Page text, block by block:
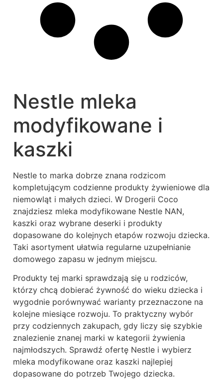
Nestle mleka
modyfikowane i
kaszki
Nestle to marka dobrze znana rodzicom
kompletującym codzienne produkty żywieniowe dla
niemowląt i małych dzieci. W Drogerii Coco
znajdziesz mleka modyfikowane Nestle NAN,
kaszki oraz wybrane deserki i produkty
dopasowane do kolejnych etapów rozwoju dziecka.
Taki asortyment ułatwia regularne uzupełnianie
domowego zapasu w jednym miejscu.
Produkty tej marki sprawdzają się u rodziców,
którzy chcą dobierać żywność do wieku dziecka i
wygodnie porównywać warianty przeznaczone na
kolejne miesiące rozwoju. To praktyczny wybór
przy codziennych zakupach, gdy liczy się szybkie
znalezienie znanej marki w kategorii żywienia
najmłodszych. Sprawdź ofertę Nestle i wybierz
mleka modyfikowane oraz kaszki najlepiej
dopasowane do potrzeb Twojego dziecka.